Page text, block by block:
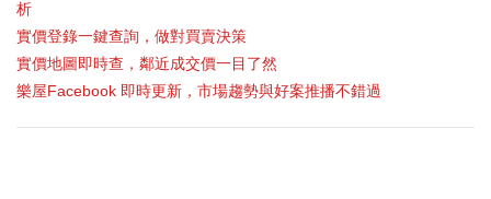
析
實價登錄一鍵查詢，做對買賣決策
實價地圖即時查，鄰近成交價一目了然
樂屋Facebook 即時更新，市場趨勢與好案推播不錯過